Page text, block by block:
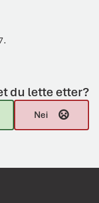
du lette etter?
Nei